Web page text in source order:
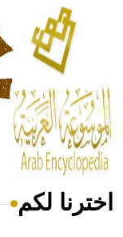
له الفضل بأنه
- هل تعلم أن
من مادة كربونات
أجود أنواعه،
هل تعلم أن
اخترنا لكم